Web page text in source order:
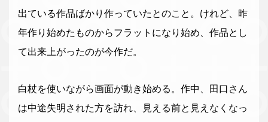
出ている作品ばかり作っていたとのこと。けれど、昨
年作り始めたものからフラットになり始め、作品とし
て出来上がったのが今作だ。
白杖を使いながら画面が動き始める。作中、田口さん
は中途失明された方を訪れ、見える前と見えなくなっ